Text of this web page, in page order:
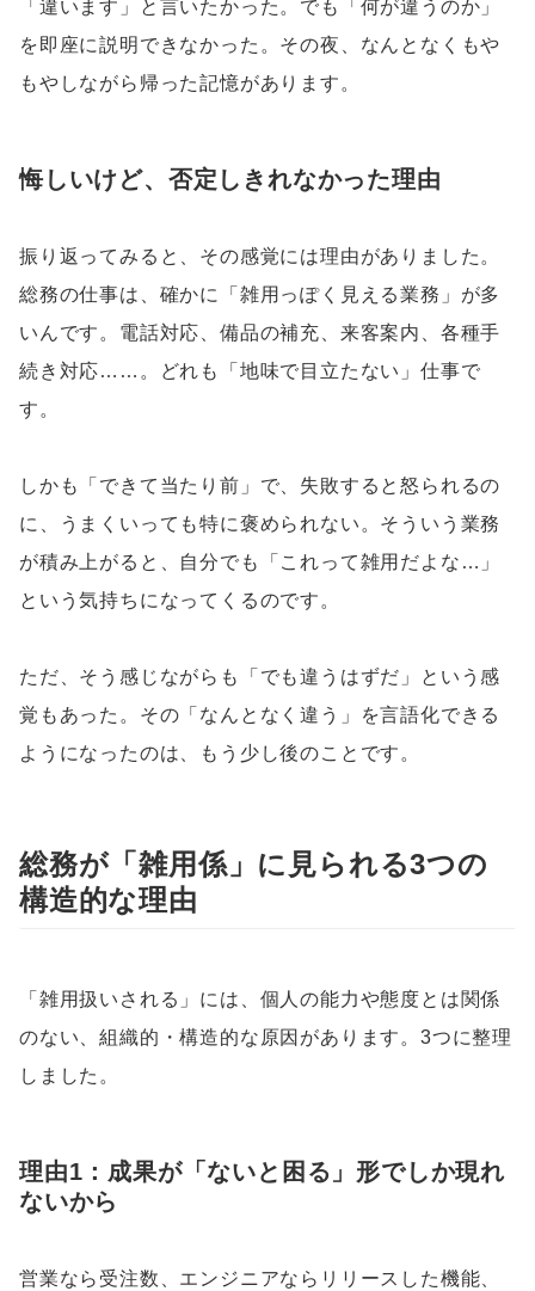
「違います」と言いたかった。でも「何が違うのか」
を即座に説明できなかった。その夜、なんとなくもや
もやしながら帰った記憶があります。
悔しいけど、否定しきれなかった理由
振り返ってみると、その感覚には理由がありました。
総務の仕事は、確かに「雑用っぽく見える業務」が多
いんです。電話対応、備品の補充、来客案内、各種手
続き対応……。どれも「地味で目立たない」仕事で
す。
しかも「できて当たり前」で、失敗すると怒られるの
に、うまくいっても特に褒められない。そういう業務
が積み上がると、自分でも「これって雑用だよな…」
という気持ちになってくるのです。
ただ、そう感じながらも「でも違うはずだ」という感
覚もあった。その「なんとなく違う」を言語化できる
ようになったのは、もう少し後のことです。
総務が「雑用係」に見られる3つの
構造的な理由
「雑用扱いされる」には、個人の能力や態度とは関係
のない、組織的・構造的な原因があります。3つに整理
しました。
理由1：成果が「ないと困る」形でしか現れ
ないから
営業なら受注数、エンジニアならリリースした機能、